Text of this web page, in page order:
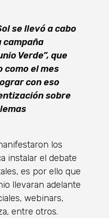
se llevó a cabo
campaña
Verde”, que
como el mes
con eso
sobre
los
instalar el debate
es por ello que
llevaran adelante
webinars,
entre otros.